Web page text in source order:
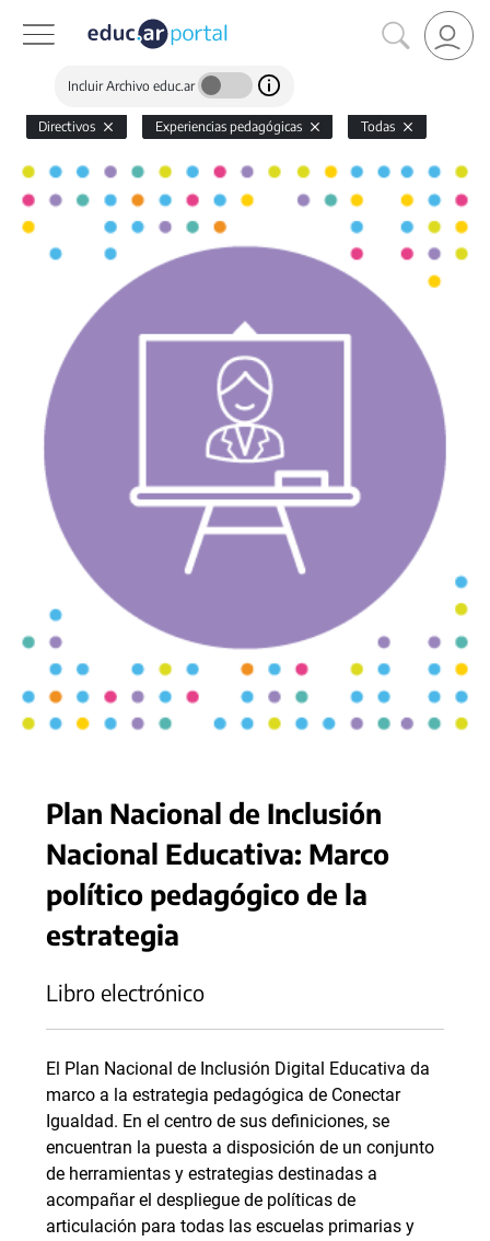
Incluir Archivo educ.ar
Directivos Experiencias pedagógicas Todas
Plan Nacional de Inclusión
Nacional Educativa: Marco
político pedagógico de la
estrategia
Libro electrónico
El Plan Nacional de Inclusión Digital Educativa da
marco a la estrategia pedagógica de Conectar
Igualdad. En el centro de sus definiciones, se
encuentran la puesta a disposición de un conjunto
de herramientas y estrategias destinadas a
acompañar el despliegue de políticas de
articulación para todas las escuelas primarias y